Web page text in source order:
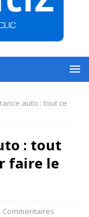
auto : tout ce
: tout
faire le
Commentaires